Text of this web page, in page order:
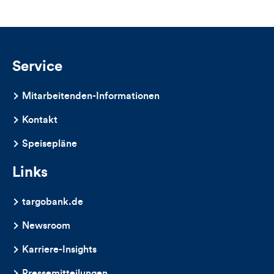
Kommentare
dieses
Artikels
Service
Mitarbeitenden-Informationen
Kontakt
Speisepläne
Links
targobank.de
Newsroom
Karriere-Insights